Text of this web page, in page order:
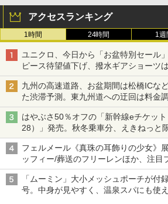
アクセスランキング
1時間 24時間 1週
ユニクロ、今日から「お盆特別セール
ピース待望値下げ、撥水ギアショーツ
九州の高速道路、お盆期間は松橋ICな
た渋滞予測。東九州道への迂回は料金
はやぶさ50％オフの「新幹線eチケッ
28）」発売。秋冬乗車分、えきねっと
フェルメール《真珠の耳飾りの少女》
ッフィー/葬送のフリーレンほか、注目
「ムーミン」大小メッシュポーチが付
号。中身が見やすく、温泉スパにも使